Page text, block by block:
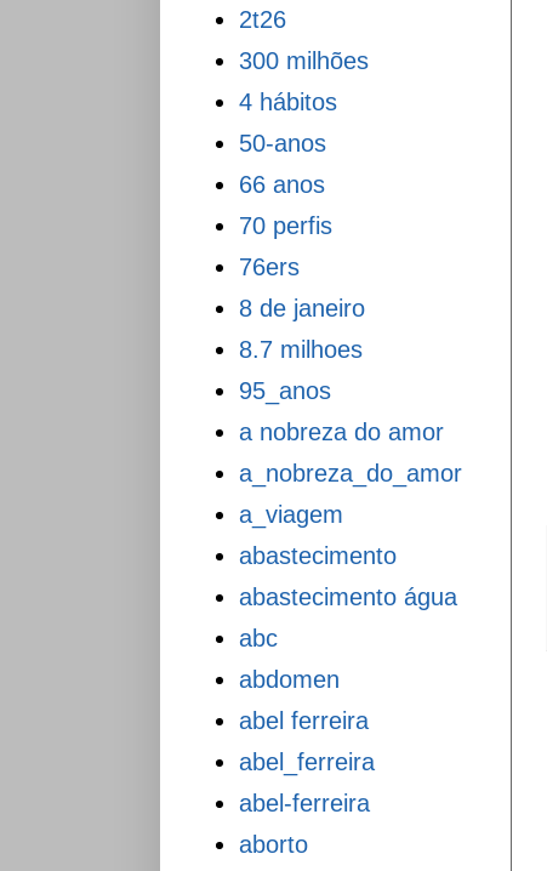
2t26
300 milhões
4 hábitos
50-anos
66 anos
70 perfis
76ers
8 de janeiro
8.7 milhoes
95_anos
a nobreza do amor
a_nobreza_do_amor
a_viagem
abastecimento
abastecimento água
abc
abdomen
abel ferreira
abel_ferreira
abel-ferreira
aborto